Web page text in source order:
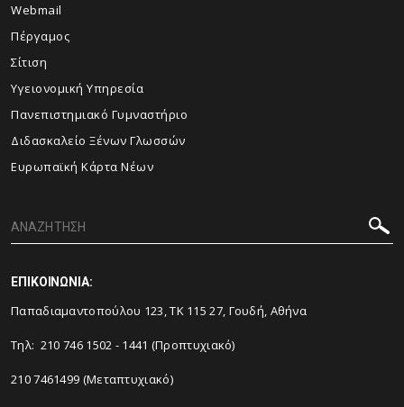
Webmail
Πέργαμος
Σίτιση
Υγειονομική Υπηρεσία
Πανεπιστημιακό Γυμναστήριο
Διδασκαλείο Ξένων Γλωσσών
Ευρωπαϊκή Κάρτα Νέων
ΕΠΙΚΟΙΝΩΝΙΑ:
Παπαδιαμαντοπούλου 123, ΤΚ 115 27, Γουδή, Αθήνα
Τηλ: 210 746 1502 - 1441 (Προπτυχιακό)
210 7461499 (Μεταπτυχιακό)